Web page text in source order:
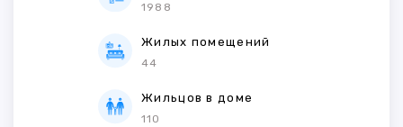
1988
Жилых помещений
44
Жильцов в доме
110